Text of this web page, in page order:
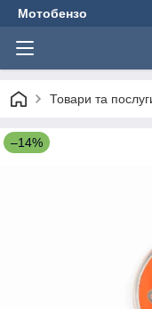
Мотобензо
Товари та
–14%